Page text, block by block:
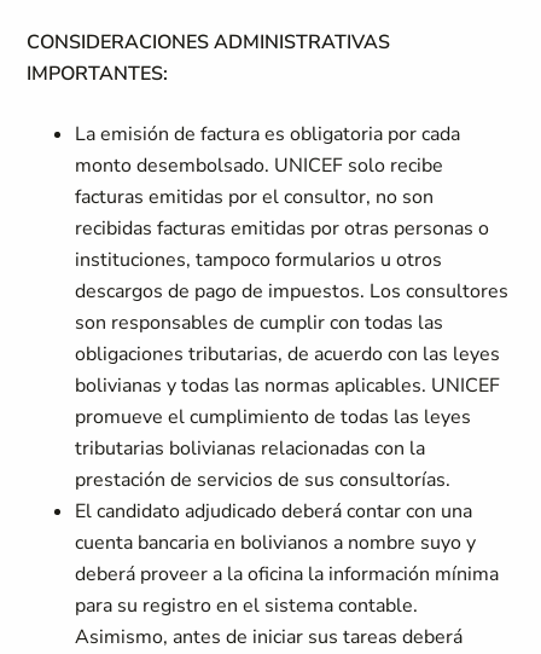
CONSIDERACIONES ADMINISTRATIVAS
IMPORTANTES:
La emisión de factura es obligatoria por cada
monto desembolsado. UNICEF solo recibe
facturas emitidas por el consultor, no son
recibidas facturas emitidas por otras personas o
instituciones, tampoco formularios u otros
descargos de pago de impuestos. Los consultores
son responsables de cumplir con todas las
obligaciones tributarias, de acuerdo con las leyes
bolivianas y todas las normas aplicables. UNICEF
promueve el cumplimiento de todas las leyes
tributarias bolivianas relacionadas con la
prestación de servicios de sus consultorías.
El candidato adjudicado deberá contar con una
cuenta bancaria en bolivianos a nombre suyo y
deberá proveer a la oficina la información mínima
para su registro en el sistema contable.
Asimismo, antes de iniciar sus tareas deberá